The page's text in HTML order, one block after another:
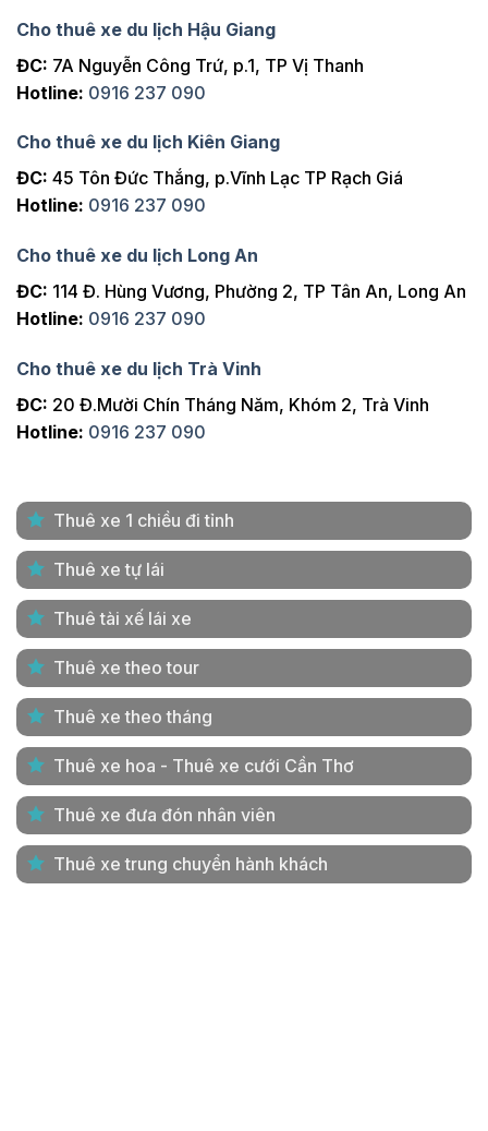
Cho thuê xe du lịch Hậu Giang
ĐC: 7A Nguyễn Công Trứ, p.1, TP Vị Thanh
Hotline: 0916 237 090
Cho thuê xe du lịch Kiên Giang
ĐC: 45 Tôn Đức Thắng, p.Vĩnh Lạc TP Rạch Giá
Hotline: 0916 237 090
Cho thuê xe du lịch Long An
ĐC: 114 Đ. Hùng Vương, Phường 2, TP Tân An, Long An
Hotline: 0916 237 090
Cho thuê xe du lịch Trà Vinh
ĐC: 20 Đ.Mười Chín Tháng Năm, Khóm 2, Trà Vinh
Hotline: 0916 237 090
Thuê xe 1 chiều đi tỉnh
Thuê xe tự lái
Thuê tài xế lái xe
Thuê xe theo tour
Thuê xe theo tháng
Thuê xe hoa - Thuê xe cưới Cần Thơ
Thuê xe đưa đón nhân viên
Thuê xe trung chuyển hành khách